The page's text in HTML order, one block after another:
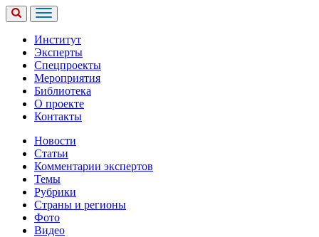
Институт
Эксперты
Спецпроекты
Мероприятия
Библиотека
О проекте
Контакты
Новости
Статьи
Комментарии экспертов
Темы
Рубрики
Страны и регионы
Фото
Видео